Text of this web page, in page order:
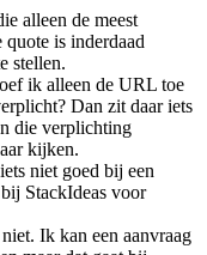
alleen de meest
is inderdaad
stellen.
ik alleen de URL toe
Dan zit daar iets
die verplichting
kijken.
niet goed bij een
StackIdeas voor
Ik kan een aanvraag